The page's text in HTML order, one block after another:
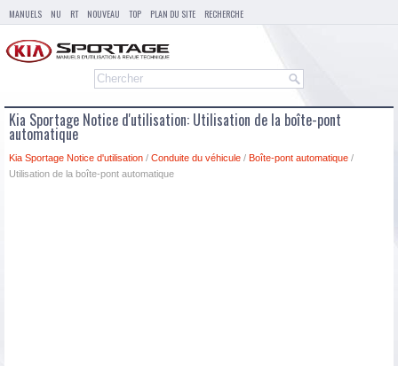
MANUELS NU RT NOUVEAU TOP PLAN DU SITE RECHERCHE
Kia Sportage Notice d'utilisation: Utilisation de la boîte-pont
automatique
Kia Sportage Notice d'utilisation / Conduite du véhicule / Boîte-pont automatique /
Utilisation de la boîte-pont automatique